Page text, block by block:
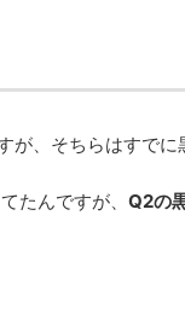
が、そちらはすでに
たんですが、 Q2の